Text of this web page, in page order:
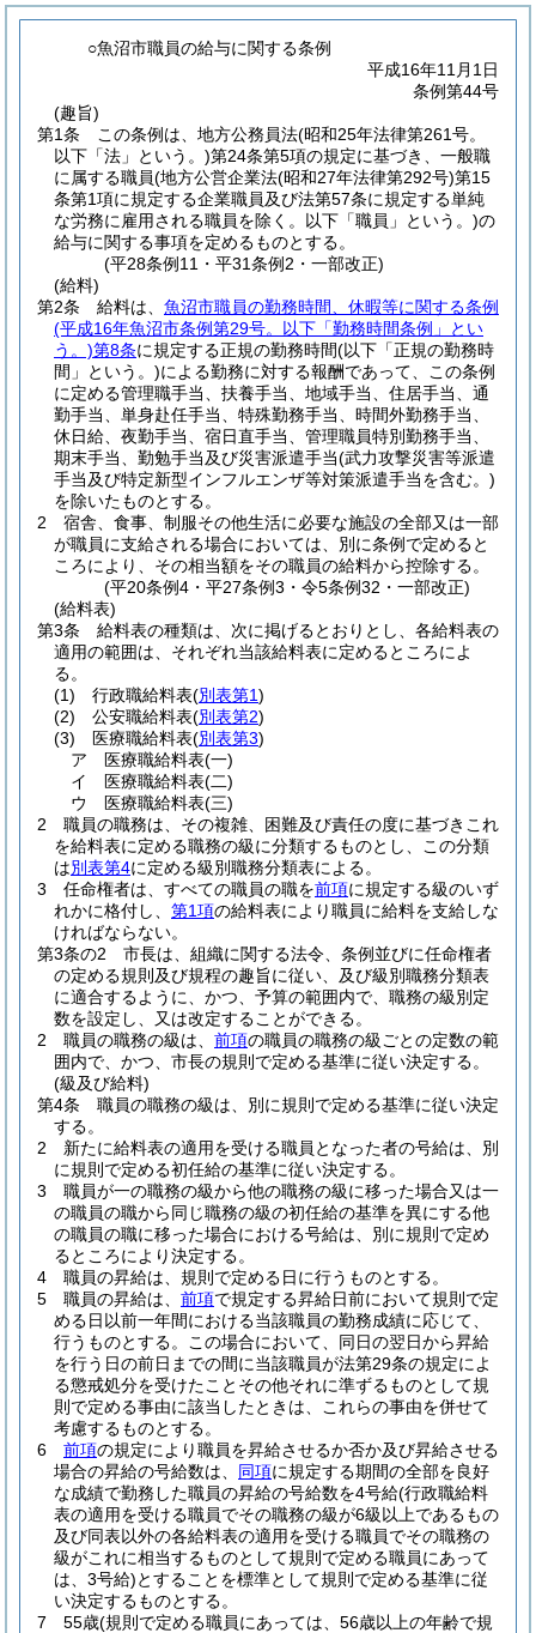
○魚沼市職員の給与に関する条例
平成16年11月1日
条例第44号
(趣旨)
第1条
この条例は、地方公務員法(昭和25年法律第261号。
以下「法」という。)第24条第5項の規定に基づき、一般職
に属する職員(地方公営企業法(昭和27年法律第292号)第15
条第1項に規定する企業職員及び法第57条に規定する単純
な労務に雇用される職員を除く。以下「職員」という。)の
給与に関する事項を定めるものとする。
(平28条例11・平31条例2・一部改正)
(給料)
第2条
給料は、 魚沼市職員の勤務時間、休暇等に関する条例
(平成16年魚沼市条例第29号。以下「勤務時間条例」とい
う。)第8条に規定する正規の勤務時間(以下「正規の勤務時
間」という。)による勤務に対する報酬であって、この条例
に定める管理職手当、扶養手当、地域手当、住居手当、通
勤手当、単身赴任手当、特殊勤務手当、時間外勤務手当、
休日給、夜勤手当、宿日直手当、管理職員特別勤務手当、
期末手当、勤勉手当及び災害派遣手当(武力攻撃災害等派遣
手当及び特定新型インフルエンザ等対策派遣手当を含む。)
を除いたものとする。
2
宿舎、食事、制服その他生活に必要な施設の全部又は一部
が職員に支給される場合においては、別に条例で定めると
ころにより、その相当額をその職員の給料から控除する。
(平20条例4・平27条例3・令5条例32・一部改正)
(給料表)
第3条
給料表の種類は、次に掲げるとおりとし、各給料表の
適用の範囲は、それぞれ当該給料表に定めるところによ
る。
(1)
行政職給料表(別表第1)
(2)
公安職給料表(別表第2)
(3)
医療職給料表(別表第3)
ア
医療職給料表(一)
イ
医療職給料表(二)
ウ
医療職給料表(三)
2
職員の職務は、その複雑、困難及び責任の度に基づきこれ
を給料表に定める職務の級に分類するものとし、この分類
は別表第4に定める級別職務分類表による。
3
任命権者は、すべての職員の職を前項に規定する級のいず
れかに格付し、 第1項の給料表により職員に給料を支給しな
ければならない。
第3条の2
市長は、組織に関する法令、条例並びに任命権者
の定める規則及び規程の趣旨に従い、及び級別職務分類表
に適合するように、かつ、予算の範囲内で、職務の級別定
数を設定し、又は改定することができる。
2
職員の職務の級は、 前項の職員の職務の級ごとの定数の範
囲内で、かつ、市長の規則で定める基準に従い決定する。
(級及び給料)
第4条
職員の職務の級は、別に規則で定める基準に従い決定
する。
2
新たに給料表の適用を受ける職員となった者の号給は、別
に規則で定める初任給の基準に従い決定する。
3
職員が一の職務の級から他の職務の級に移った場合又は一
の職員の職から同じ職務の級の初任給の基準を異にする他
の職員の職に移った場合における号給は、別に規則で定め
るところにより決定する。
4
職員の昇給は、規則で定める日に行うものとする。
5
職員の昇給は、 前項で規定する昇給日前において規則で定
める日以前一年間における当該職員の勤務成績に応じて、
行うものとする。
この場合において、同日の翌日から昇給
を行う日の前日までの間に当該職員が法第29条の規定によ
る懲戒処分を受けたことその他それに準ずるものとして規
則で定める事由に該当したときは、これらの事由を併せて
考慮するものとする。
6
前項の規定により職員を昇給させるか否か及び昇給させる
場合の昇給の号給数は、 同項に規定する期間の全部を良好
な成績で勤務した職員の昇給の号給数を4号給(行政職給料
表の適用を受ける職員でその職務の級が6級以上であるもの
及び同表以外の各給料表の適用を受ける職員でその職務の
級がこれに相当するものとして規則で定める職員にあって
は、3号給)とすることを標準として規則で定める基準に従
い決定するものとする。
7
55歳(規則で定める職員にあっては、56歳以上の年齢で規